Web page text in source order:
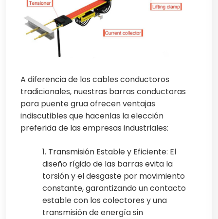
A diferencia de los cables conductoros
tradicionales, nuestras barras conductoras
para puente grua ofrecen ventajas
indiscutibles que hacenlas la elección
preferida de las empresas industriales:
1. Transmisión Estable y Eficiente: El
diseño rígido de las barras evita la
torsión y el desgaste por movimiento
constante, garantizando un contacto
estable con los colectores y una
transmisión de energía sin